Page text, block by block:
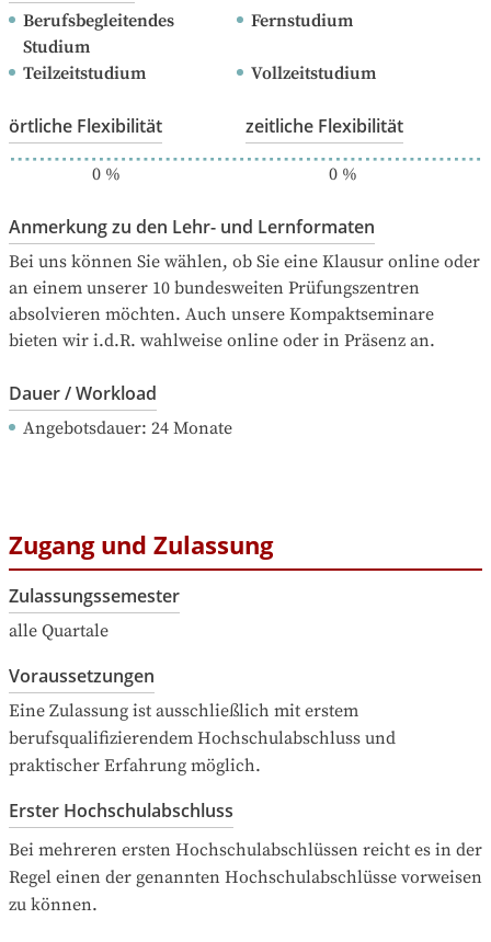
Berufsbegleitendes
Studium
Fernstudium
Teilzeitstudium Vollzeitstudium
örtliche Flexibilität
0%
zeitliche Flexibilität
0%
Anmerkung zu den Lehr- und Lernformaten
Bei uns können Sie wählen, ob Sie eine Klausur online oder
an einem unserer 10 bundesweiten Prüfungszentren
absolvieren möchten. Auch unsere Kompaktseminare
bieten wir i.d.R. wahlweise online oder in Präsenz an.
Dauer / Workload
Angebotsdauer: 24 Monate
Zugang und Zulassung
Zulassungssemester
alle Quartale
Voraussetzungen
Eine Zulassung ist ausschließlich mit erstem
berufsqualifizierendem Hochschulabschluss und
praktischer Erfahrung möglich.
Erster Hochschulabschluss
Bei mehreren ersten Hochschulabschlüssen reicht es in der
Regel einen der genannten Hochschulabschlüsse vorweisen
zu können.